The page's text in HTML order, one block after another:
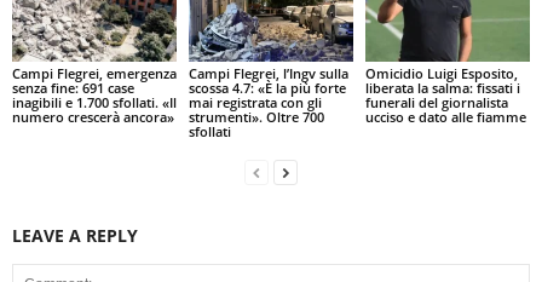
Campi Flegrei, emergenza
senza fine: 691 case
inagibili e 1.700 sfollati. «Il
numero crescerà ancora»
Campi Flegrei, l’Ingv sulla
scossa 4.7: «È la più forte
mai registrata con gli
strumenti». Oltre 700
sfollati
Omicidio Luigi Esposito,
liberata la salma: fissati i
funerali del giornalista
ucciso e dato alle fiamme
LEAVE A REPLY